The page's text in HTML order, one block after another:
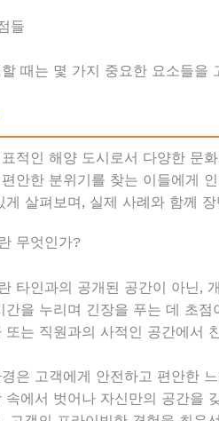
들
때는 몇 가지 중요한 요소들을
적인 해양 도시로서 다양한 문
안한 분위기를 찾는 이들에게
게 살펴보며, 실제 사례와 함께
무엇인가?
타인과의 공개된 공간이 아닌,
간을 누리며 긴장을 푸는 데 초
또는 직원과의 사적인 공간에서
은 고객에게 안전하고 편안한
속에서 벗어나 자신만의 공간을